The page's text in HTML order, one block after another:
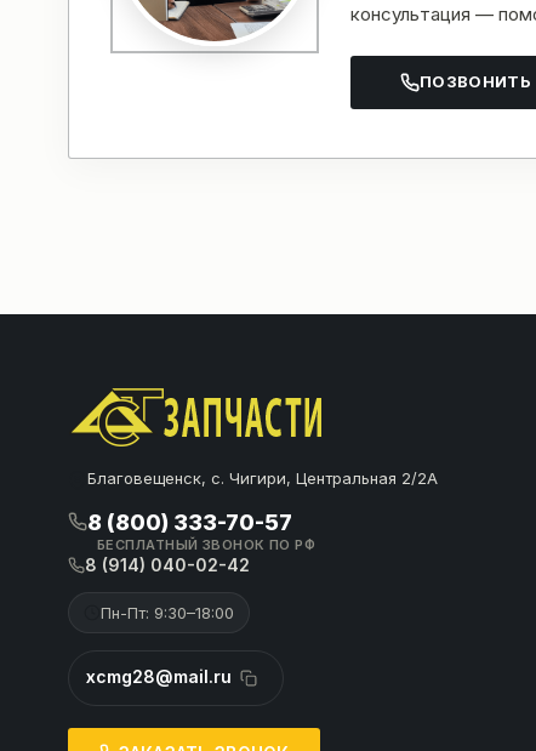
консультация —
ПОЗВОНИТЬ
Благовещенск, с. Чигири, Центральная 2/2А
8 (800) 333-70-57
БЕСПЛАТНЫЙ ЗВОНОК ПО РФ
8 (914) 040-02-42
Пн-Пт: 9:30–18:00
xcmg28@mail.ru